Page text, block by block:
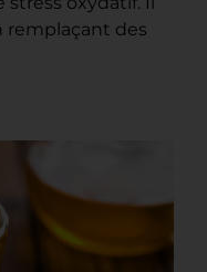
remplaçant des